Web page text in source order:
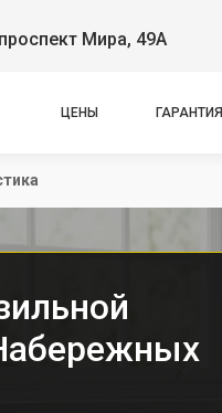
проспект Мира, 49А
ЦЕНЫ ГАРАНТИЯ